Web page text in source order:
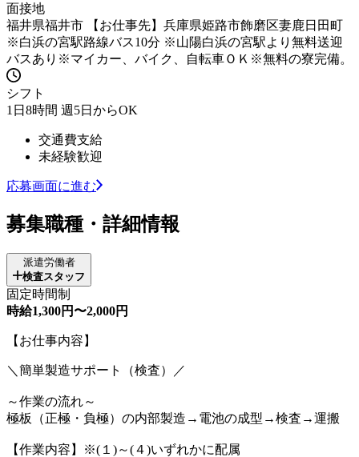
面接地
福井県福井市 【お仕事先】兵庫県姫路市飾磨区妻鹿日田町
※白浜の宮駅路線バス10分 ※山陽白浜の宮駅より無料送迎
バスあり※マイカー、バイク、自転車ＯＫ※無料の寮完備。
シフト
1日8時間 週5日からOK
交通費支給
未経験歓迎
応募画面に進む
募集職種・詳細情報
派遣労働者
検査スタッフ
固定時間制
時給1,300円〜2,000円
【お仕事内容】
＼簡単製造サポート（検査）／
～作業の流れ～
極板（正極・負極）の内部製造→電池の成型→検査→運搬
【作業内容】※(１)～(４)いずれかに配属